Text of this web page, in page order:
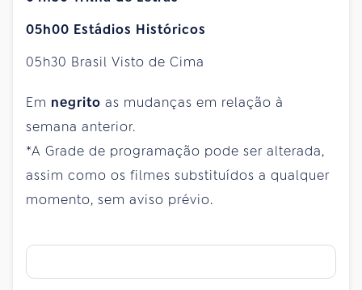
05h00 Estádios Históricos
05h30 Brasil Visto de Cima
Em negrito as mudanças em relação à
semana anterior.
*A Grade de programação pode ser alterada,
assim como os filmes substituídos a qualquer
momento, sem aviso prévio.